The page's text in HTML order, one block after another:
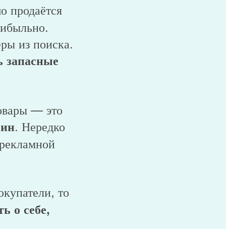
продаётся
из поиска.
запасные
— это
. Нередко
то
о себе,